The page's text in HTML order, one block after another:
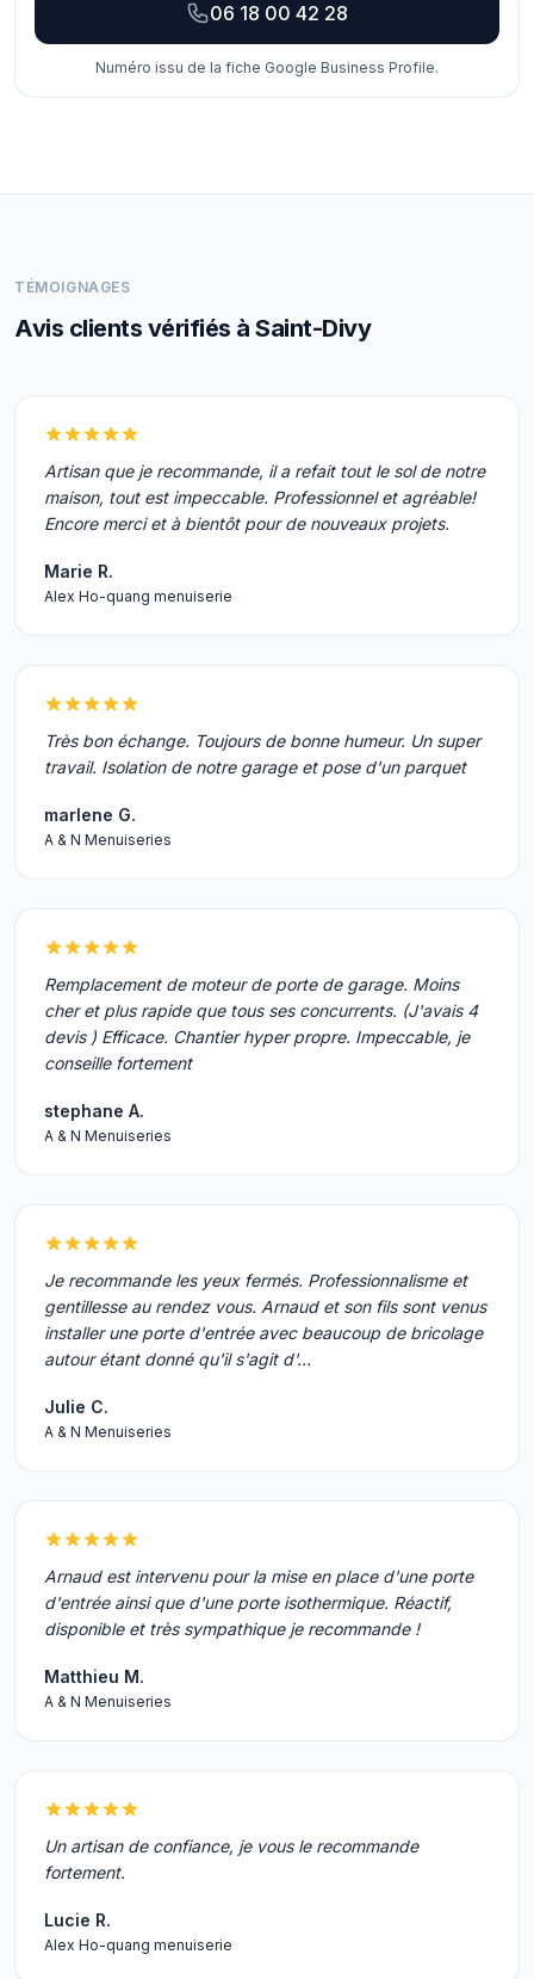
06 18 00 42 28
Numéro issu de la fiche Google Business Profile.
TÉMOIGNAGES
Avis clients vérifiés à Saint-Divy
Artisan que je recommande, il a refait tout le sol de notre
maison, tout est impeccable. Professionnel et agréable!
Encore merci et à bientôt pour de nouveaux projets.
Marie R.
Alex Ho-quang menuiserie
Très bon échange. Toujours de bonne humeur. Un super
travail. Isolation de notre garage et pose d'un parquet
marlene G.
A & N Menuiseries
Remplacement de moteur de porte de garage. Moins
cher et plus rapide que tous ses concurrents. (J'avais 4
devis ) Efficace. Chantier hyper propre. Impeccable, je
conseille fortement
stephane A.
A & N Menuiseries
Je recommande les yeux fermés. Professionnalisme et
gentillesse au rendez vous. Arnaud et son fils sont venus
installer une porte d'entrée avec beaucoup de bricolage
autour étant donné qu'il s'agit d'…
Julie C.
A & N Menuiseries
Arnaud est intervenu pour la mise en place d'une porte
d'entrée ainsi que d'une porte isothermique. Réactif,
disponible et très sympathique je recommande !
Matthieu M.
A & N Menuiseries
Un artisan de confiance, je vous le recommande
fortement.
Lucie R.
Alex Ho-quang menuiserie